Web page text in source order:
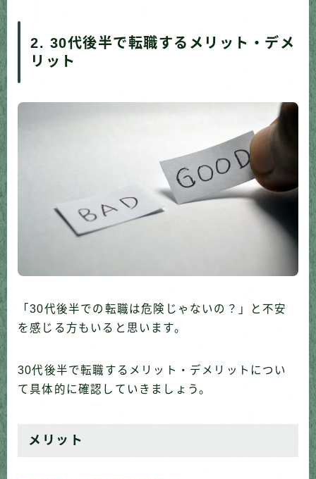
2. 30代後半で転職するメリット・デメ
リット
「30代後半での転職は危険じゃないの？」と不安
を感じる方もいると思います。
30代後半で転職するメリット・デメリットについ
て具体的に確認していきましょう。
メリット